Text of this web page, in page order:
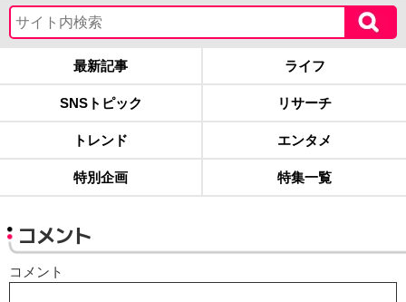
最新記事 ライフ
SNSトピック リサーチ
トレンド エンタメ
特別企画 特集一覧
コメント
コメント